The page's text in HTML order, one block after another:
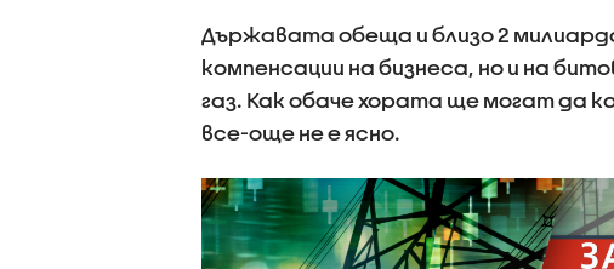
Държавата обеща и близо 2
компенсации на бизнеса, но и на
газ. Как обаче хората ще могат да
все-още не е ясно.